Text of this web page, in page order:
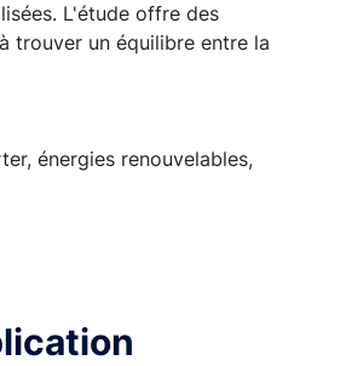
L'étude offre des
trouver un équilibre entre la
énergies renouvelables,